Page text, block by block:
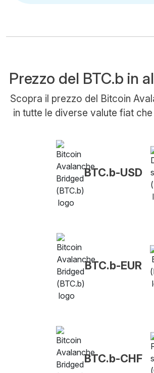
Prezzo del BTC.b in
Scopra il prezzo del Bitcoin
in tutte le diverse valute fiat
BTC.b-USD
BTC.b-EUR
BTC.b-CHF